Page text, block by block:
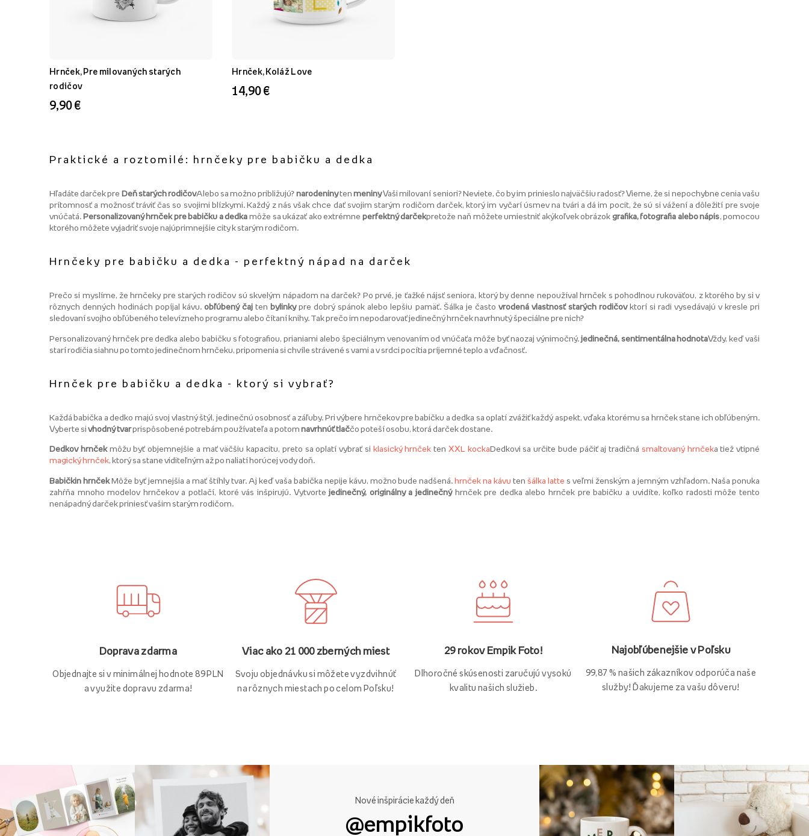
Hrnček, Pre milovaných starých
rodičov
9,90 €
Hrnček, Koláž Love
14,90 €
Praktické a roztomilé: hrnčeky pre babičku a dedka
Hľadáte darček pre Deň starých rodičovAlebo sa možno približujú? narodeninyten meninyVaši milovaní seniori? Neviete, čo by im prinieslo najväčšiu radosť? Vieme, že si nepochybne cenia vašu
prítomnosť a možnosť tráviť čas so svojimi blízkymi. Každý z nás však chce dať svojim starým rodičom darček, ktorý im vyčarí úsmev na tvári a dá im pocit, že sú si vážení a dôležití pre svoje
vnúčatá. Personalizovaný hrnček pre babičku a dedka môže sa ukázať ako extrémne perfektný darčekpretože naň môžete umiestniť akýkoľvek obrázok grafika, fotografia alebo nápis, pomocou
ktorého môžete vyjadriť svoje najúprimnejšie city k starým rodičom.
Hrnčeky pre babičku a dedka - perfektný nápad na darček
Prečo si myslíme, že hrnčeky pre starých rodičov sú skvelým nápadom na darček? Po prvé, je ťažké nájsť seniora, ktorý by denne nepoužíval hrnček s pohodlnou rukoväťou, z ktorého by si v
rôznych denných hodinách popíjal kávu.obľúbený čaj ten bylinkypre dobrý spánok alebo lepšiu pamäť. Šálka je často vrodená vlastnosť starých rodičovktorí si radi vysedávajú v kresle pri
sledovaní svojho obľúbeného televízneho programu alebo čítaní knihy. Tak prečo im nepodarovať jedinečný hrnček navrhnutý špeciálne pre nich?
Personalizovaný hrnček pre dedka alebo babičku s fotografiou, prianiami alebo špeciálnym venovaním od vnúčaťa môže byť naozaj výnimočný. jedinečná, sentimentálna hodnotaVždy, keď vaši
starí rodičia siahnu po tomto jedinečnom hrnčeku, pripomenia si chvíle strávené s vami a v srdci pocítia príjemné teplo a vďačnosť.
Hrnček pre babičku a dedka - ktorý si vybrať?
Každá babička a dedko majú svoj vlastný štýl, jedinečnú osobnosť a záľuby. Pri výbere hrnčekov pre babičku a dedka sa oplatí zvážiť každý aspekt, vďaka ktorému sa hrnček stane ich obľúbeným.
Vyberte si vhodný tvarprispôsobené potrebám používateľa a potom navrhnúť tlaččo poteší osobu, ktorá darček dostane.
Dedkov hrnčekmôžu byť objemnejšie a mať väčšiu kapacitu, preto sa oplatí vybrať si klasický hrnček ten XXL kockaDedkovi sa určite bude páčiť aj tradičná smaltovaný hrnčeka tiež vtipné
magický hrnček, ktorý sa stane viditeľným až po naliatí horúcej vody doň.
Babičkin hrnčekMôže byť jemnejšia a mať štíhly tvar. Aj keď vaša babička nepije kávu, možno bude nadšená.hrnček na kávu tenšálka latte s veľmi ženským a jemným vzhľadom. Naša ponuka
zahŕňa mnoho modelov hrnčekov a potlačí, ktoré vás inšpirujú. Vytvortejedinečný, originálny a jedinečnýhrnček pre dedka alebo hrnček pre babičku a uvidíte, koľko radosti môže tento
nenápadný darček priniesť vašim starým rodičom.
Doprava zdarma
Objednajte si v minimálnej hodnote 89 PLN
a využite dopravu zdarma!
Viac ako 21 000 zberných miest
Svoju objednávku si môžete vyzdvihnúť
na rôznych miestach po celom Poľsku!
29 rokov Empik Foto!
Dlhoročné skúsenosti zaručujú vysokú
kvalitu našich služieb.
Najobľúbenejšie v Poľsku
99,87 % našich zákazníkov odporúča naše
služby! Ďakujeme za vašu dôveru!
Nové inšpirácie každý deň
@empikfoto